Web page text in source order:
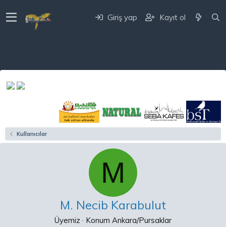
Giriş yap Kayıt ol
Kullanıcılar
M
M. Necib Karabulut
Üyemiz · Konum Ankara/Pursaklar